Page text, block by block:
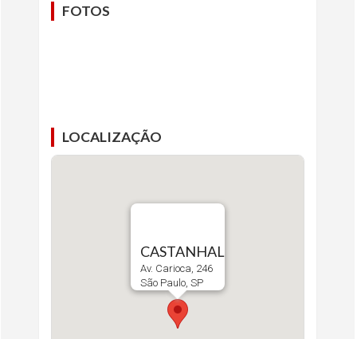
FOTOS
LOCALIZAÇÃO
CASTANHAL
Av. Carioca, 246
São Paulo, SP